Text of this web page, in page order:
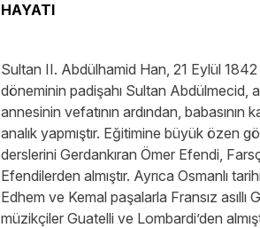
HAYATI
Sultan II. Abdülhamid Han, 21 Eylül
döneminin padişahı Sultan Abdülmecid,
annesinin vefatının ardından,
analık yapmıştır. Eğitimine büyük özen
derslerini Gerdankıran Ömer Efendi,
Efendilerden almıştır. Ayrıca Osmanlı
Edhem ve Kemal paşalarla Fransız
müzikçiler Guatelli ve Lombardi’den